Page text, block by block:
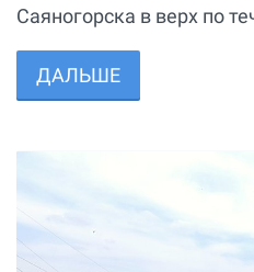
Саяногорска в верх по
ДАЛЬШЕ